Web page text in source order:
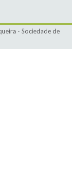
- Sociedade de